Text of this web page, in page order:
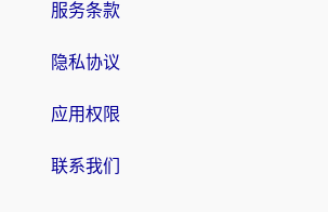
服务条款
隐私协议
应用权限
联系我们